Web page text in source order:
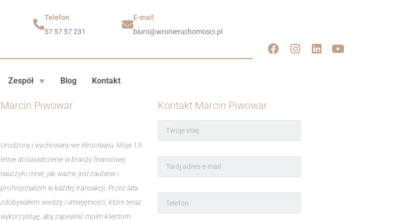
Telefon
57 57 57 231
E-mail
biuro@wronieruchomosci.pl
Zespół Blog Kontakt
Marcin Piwowar
Urodzony i wychowany we Wrocławiu. Moje 13-
letnie doświadczenie w branży finansowej
nauczyło mnie, jak ważne jest zaufanie i
profesjonalizm w każdej transakcji. Przez lata
zdobywałem wiedzę i umiejętności, które teraz
wykorzystuję, aby zapewnić moim klientom
Kontakt Marcin Piwowar